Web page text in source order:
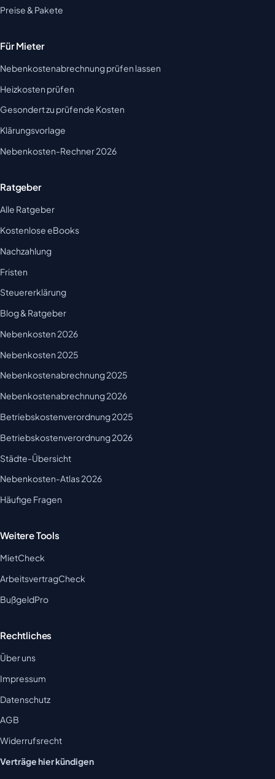
Preise & Pakete
Für Mieter
Nebenkostenabrechnung prüfen lassen
Heizkosten prüfen
Gesondert zu prüfende Kosten
Klärungsvorlage
Nebenkosten-Rechner 2026
Ratgeber
Alle Ratgeber
Kostenlose eBooks
Nachzahlung
Fristen
Steuererklärung
Blog & Ratgeber
Nebenkosten 2026
Nebenkosten 2025
Nebenkostenabrechnung 2025
Nebenkostenabrechnung 2026
Betriebskostenverordnung 2025
Betriebskostenverordnung 2026
Städte-Übersicht
Nebenkosten-Atlas 2026
Häufige Fragen
Weitere Tools
MietCheck
ArbeitsvertragCheck
BußgeldPro
Rechtliches
Über uns
Impressum
Datenschutz
AGB
Widerrufsrecht
Verträge hier kündigen